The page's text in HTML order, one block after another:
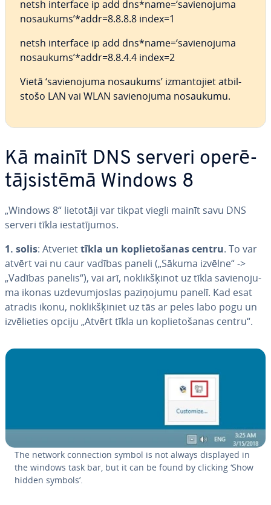
netsh interface ip add dns*name=‘sa­vie­no­ju­ma
nosaukums’*addr=8.8.8.8 index=1
netsh interface ip add dns*name=‘sa­vie­no­ju­ma
nosaukums’*addr=8.8.4.4 index=2
Vietā ‘sa­vie­no­ju­ma nosaukums’ iz­man­to­jiet at­bil­
sto­šo LAN vai WLAN sa­vie­no­ju­ma nosaukumu.
Kā mainīt DNS serveri ope­rē­
tājsis­tē­mā Windows 8
„Windows 8“ lietotāji var tikpat viegli mainīt savu DNS
serveri tīkla ie­sta­tī­ju­mos.
1. solis: Atveriettīkla un kop­lie­to­ša­nas centru. To var
atvērt vai nu caur vadības paneli („Sākuma izvēlne“ ->
„Vadības panelis“), vai arī, no­klik­šķi­not uz tīkla sa­vie­no­ju­
ma ikonas uz­de­vum­jos­las pa­zi­ņo­ju­mu panelī. Kad esat
atradis ikonu, no­klik­šķi­niet uz tās ar peles labo pogu un
iz­vē­lie­ties opciju „Atvērt tīkla un kop­lie­to­ša­nas centru“.
The network connec­tion symbol is not always displayed in
the windows task bar, but it can be found by clicking ‘Show
hidden symbols’.